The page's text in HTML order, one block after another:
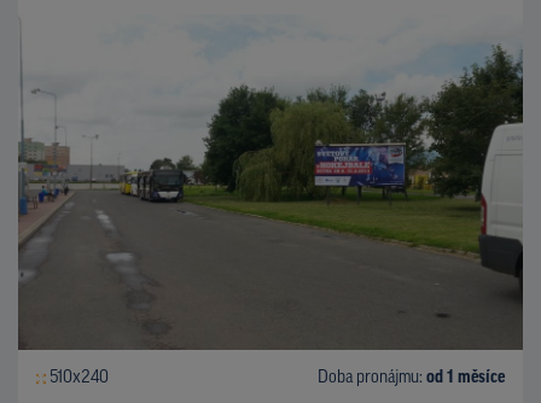
510x240 Doba pronájmu: od 1 měsíce